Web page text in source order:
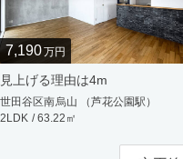
7,190万円
見上げる理由は4m
世田谷区南烏山 （芦花公園駅）
2LDK / 63.22㎡